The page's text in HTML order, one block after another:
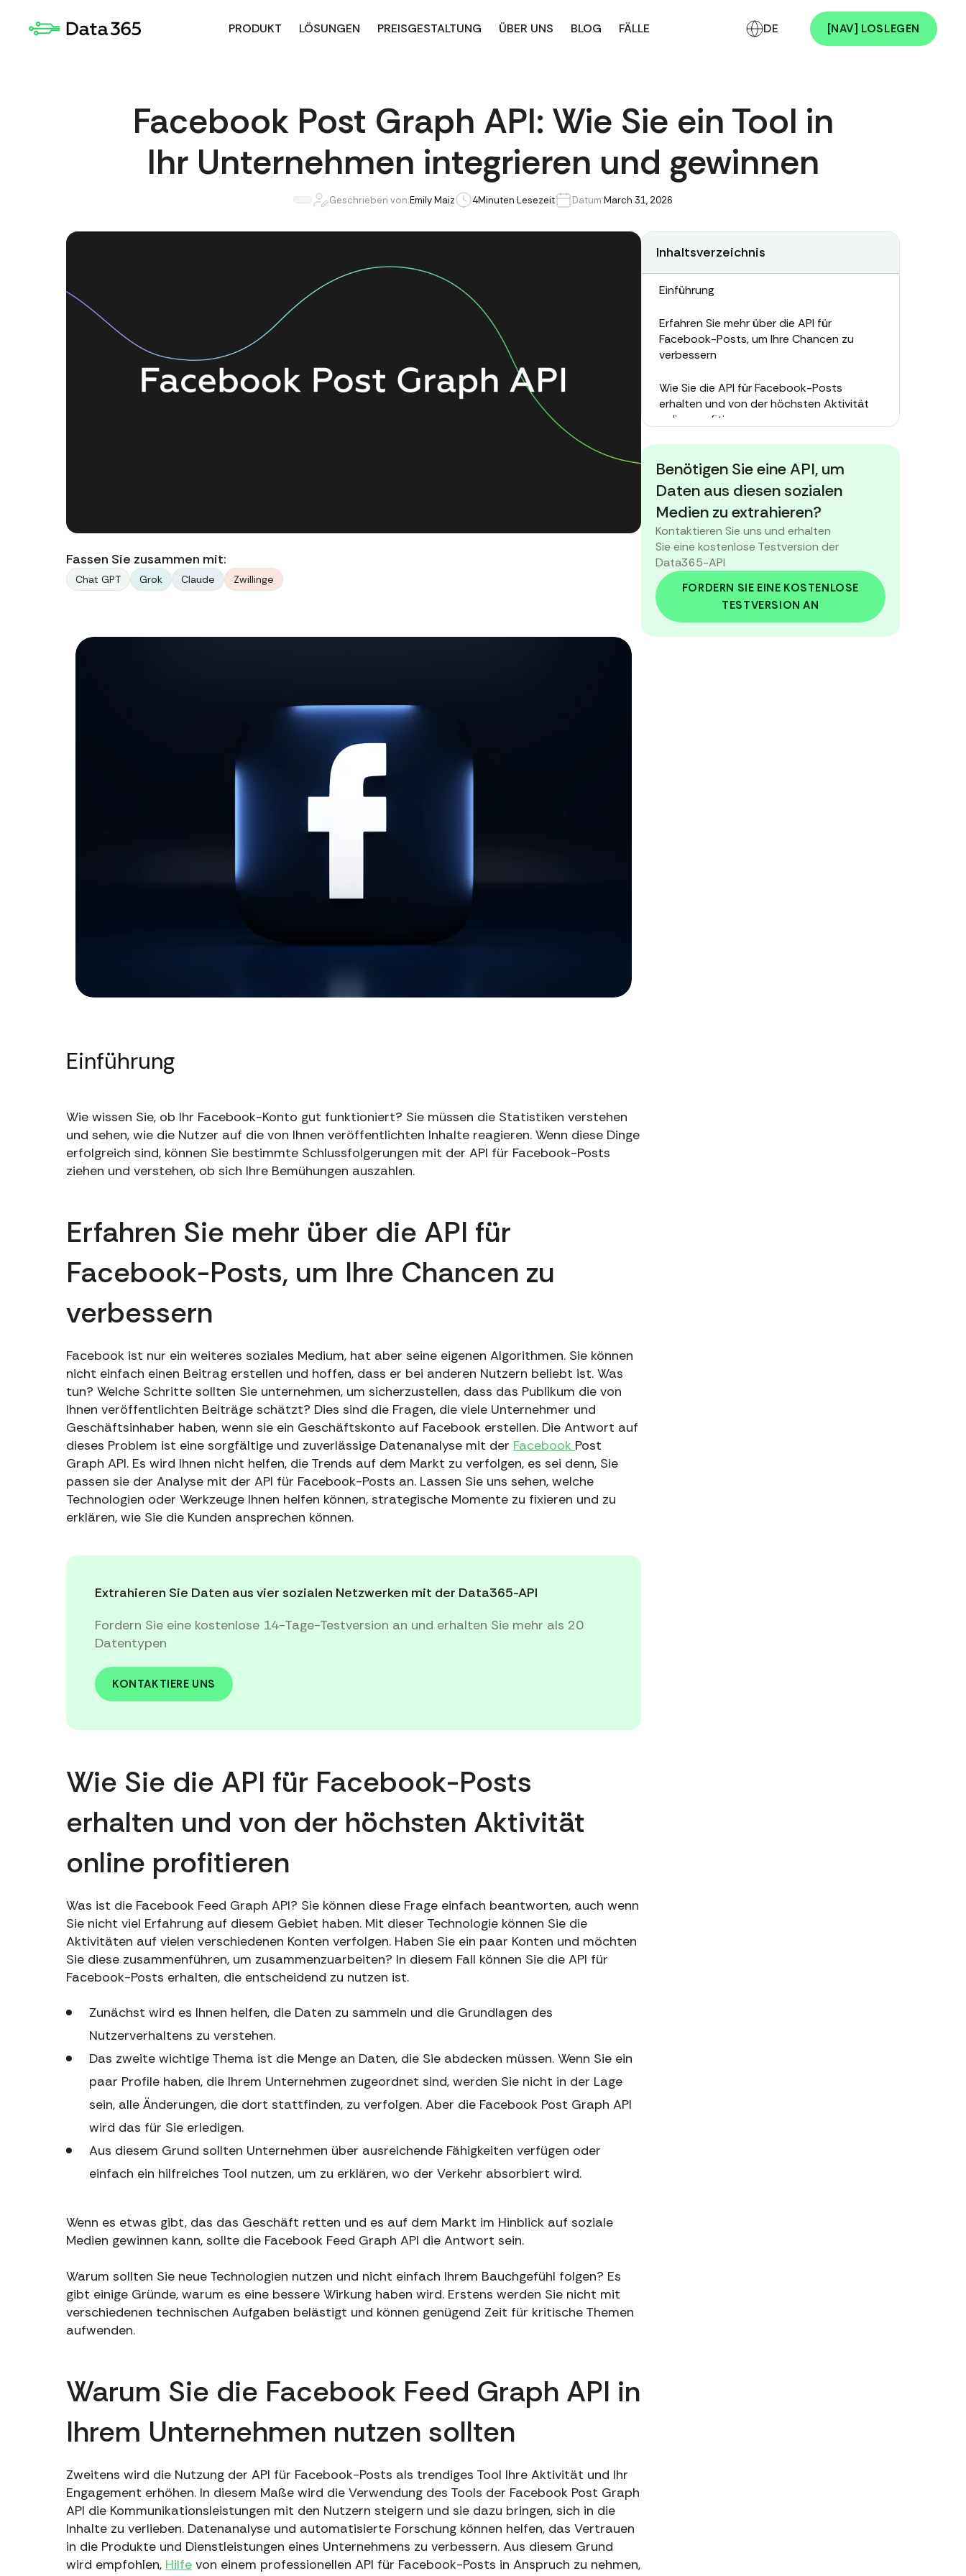
PRODUKT LÖSUNGEN PREISGESTALTUNG ÜBER UNS BLOG FÄLLE DE [NAV] LOSLEGEN
Facebook Post Graph API: Wie Sie ein Tool in
Ihr Unternehmen integrieren und gewinnen
Geschrieben von:Emily Maiz 4Minuten Lesezeit Datum:March 31, 2026
Fassen Sie zusammen mit:
Chat GPT Grok Claude Zwillinge
Einführung
Wie wissen Sie, ob Ihr Facebook-Konto gut funktioniert? Sie müssen die Statistiken verstehen
und sehen, wie die Nutzer auf die von Ihnen veröffentlichten Inhalte reagieren. Wenn diese Dinge
erfolgreich sind, können Sie bestimmte Schlussfolgerungen mit der API für Facebook-Posts
ziehen und verstehen, ob sich Ihre Bemühungen auszahlen.
Erfahren Sie mehr über die API für
Facebook-Posts, um Ihre Chancen zu
verbessern
Facebook ist nur ein weiteres soziales Medium, hat aber seine eigenen Algorithmen. Sie können
nicht einfach einen Beitrag erstellen und hoffen, dass er bei anderen Nutzern beliebt ist. Was
tun? Welche Schritte sollten Sie unternehmen, um sicherzustellen, dass das Publikum die von
Ihnen veröffentlichten Beiträge schätzt? Dies sind die Fragen, die viele Unternehmer und
Geschäftsinhaber haben, wenn sie ein Geschäftskonto auf Facebook erstellen. Die Antwort auf
dieses Problem ist eine sorgfältige und zuverlässige Datenanalyse mit der Facebook Post
Graph API. Es wird Ihnen nicht helfen, die Trends auf dem Markt zu verfolgen, es sei denn, Sie
passen sie der Analyse mit der API für Facebook-Posts an. Lassen Sie uns sehen, welche
Technologien oder Werkzeuge Ihnen helfen können, strategische Momente zu fixieren und zu
erklären, wie Sie die Kunden ansprechen können.
Extrahieren Sie Daten aus vier sozialen Netzwerken mit der Data365-API
Fordern Sie eine kostenlose 14-Tage-Testversion an und erhalten Sie mehr als 20
Datentypen
KONTAKTIERE UNS
Wie Sie die API für Facebook-Posts
erhalten und von der höchsten Aktivität
online profitieren
Was ist die Facebook Feed Graph API? Sie können diese Frage einfach beantworten, auch wenn
Sie nicht viel Erfahrung auf diesem Gebiet haben. Mit dieser Technologie können Sie die
Aktivitäten auf vielen verschiedenen Konten verfolgen. Haben Sie ein paar Konten und möchten
Sie diese zusammenführen, um zusammenzuarbeiten? In diesem Fall können Sie die API für
Facebook-Posts erhalten, die entscheidend zu nutzen ist.
Zunächst wird es Ihnen helfen, die Daten zu sammeln und die Grundlagen des
Nutzerverhaltens zu verstehen.
Das zweite wichtige Thema ist die Menge an Daten, die Sie abdecken müssen. Wenn Sie ein
paar Profile haben, die Ihrem Unternehmen zugeordnet sind, werden Sie nicht in der Lage
sein, alle Änderungen, die dort stattfinden, zu verfolgen. Aber die Facebook Post Graph API
wird das für Sie erledigen.
Aus diesem Grund sollten Unternehmen über ausreichende Fähigkeiten verfügen oder
einfach ein hilfreiches Tool nutzen, um zu erklären, wo der Verkehr absorbiert wird.
Wenn es etwas gibt, das das Geschäft retten und es auf dem Markt im Hinblick auf soziale
Medien gewinnen kann, sollte die Facebook Feed Graph API die Antwort sein.
Warum sollten Sie neue Technologien nutzen und nicht einfach Ihrem Bauchgefühl folgen? Es
gibt einige Gründe, warum es eine bessere Wirkung haben wird. Erstens werden Sie nicht mit
verschiedenen technischen Aufgaben belästigt und können genügend Zeit für kritische Themen
aufwenden.
Warum Sie die Facebook Feed Graph API in
Ihrem Unternehmen nutzen sollten
Zweitens wird die Nutzung der API für Facebook-Posts als trendiges Tool Ihre Aktivität und Ihr
Engagement erhöhen. In diesem Maße wird die Verwendung des Tools der Facebook Post Graph
API die Kommunikationsleistungen mit den Nutzern steigern und sie dazu bringen, sich in die
Inhalte zu verlieben. Datenanalyse und automatisierte Forschung können helfen, das Vertrauen
in die Produkte und Dienstleistungen eines Unternehmens zu verbessern. Aus diesem Grund
wird empfohlen, Hilfe von einem professionellen API für Facebook-Posts in Anspruch zu nehmen,
Inhaltsverzeichnis
Einführung
Erfahren Sie mehr über die API für
Facebook-Posts, um Ihre Chancen zu
verbessern
Wie Sie die API für Facebook-Posts
erhalten und von der höchsten Aktivität
online profitieren
Ihrem Unternehmen nutzen sollten
Benötigen Sie eine API, um
Daten aus diesen sozialen
Medien zu extrahieren?
Kontaktieren Sie uns und erhalten
Sie eine kostenlose Testversion der
Data365-API
FORDERN SIE EINE KOSTENLOSE
TESTVERSION AN